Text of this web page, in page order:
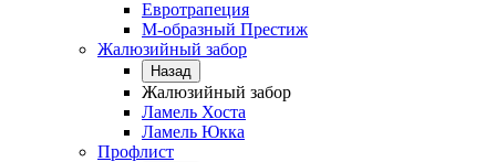
Евротрапеция
М-образный Престиж
Жалюзийный забор
Назад
Жалюзийный забор
Ламель Хоста
Ламель Юкка
Профлист